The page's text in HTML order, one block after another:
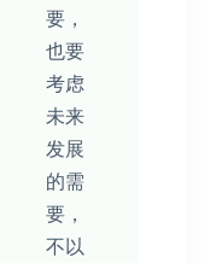
要，
也要
考虑
未来
发展
的需
要，
不以